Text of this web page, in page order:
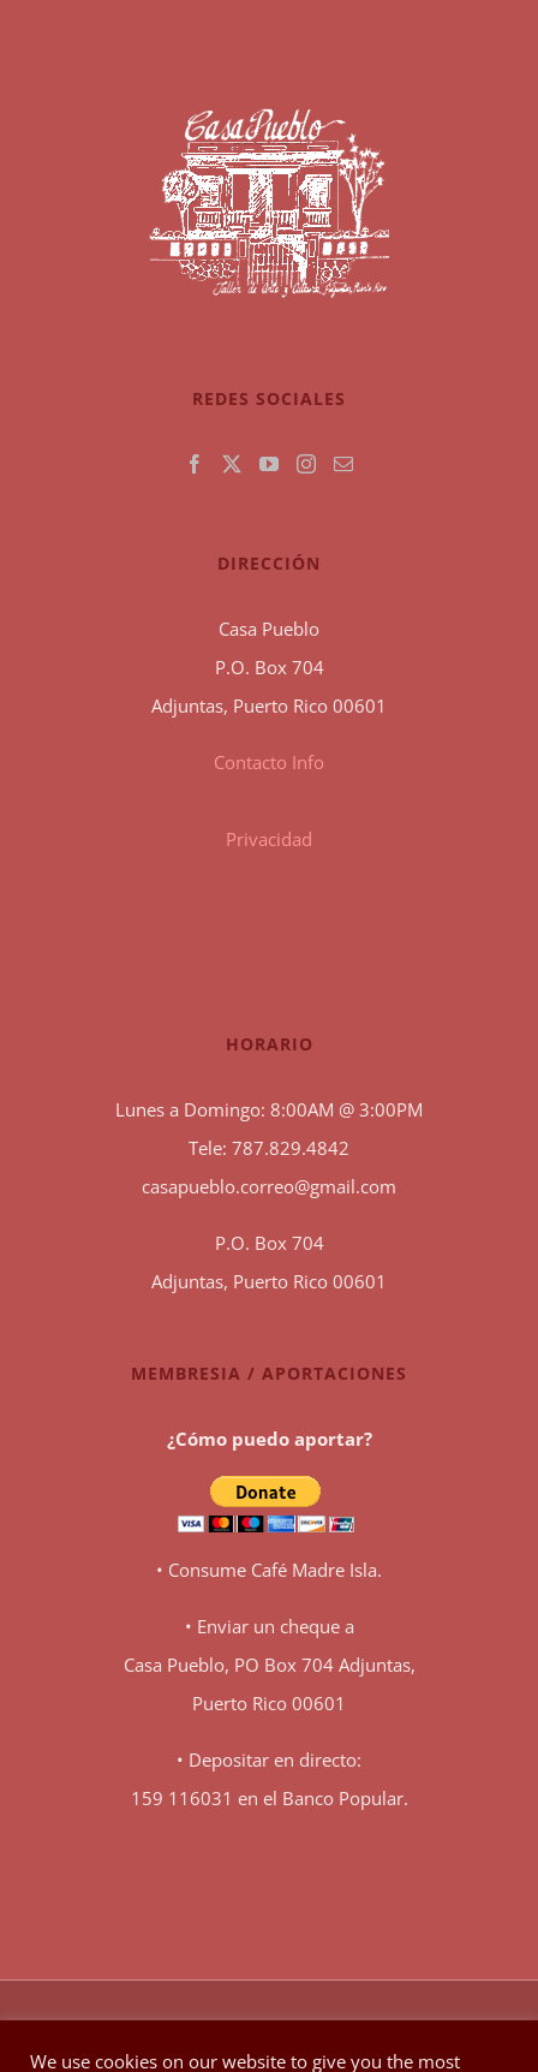
REDES SOCIALES
DIRECCIÓN
Casa Pueblo
P.O. Box 704
Adjuntas, Puerto Rico 00601
Contacto Info
Privacidad
HORARIO
Lunes a Domingo: 8:00AM @ 3:00PM
Tele: 787.829.4842
casapueblo.correo@gmail.com
P.O. Box 704
Adjuntas, Puerto Rico 00601
MEMBRESIA / APORTACIONES
¿Cómo puedo aportar?
• Consume Café Madre Isla.
• Enviar un cheque a
Casa Pueblo, PO Box 704 Adjuntas,
Puerto Rico 00601
• Depositar en directo:
159 116031 en el Banco Popular.
We use cookies on our website to give you the most